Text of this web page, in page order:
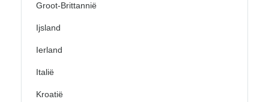
Groot-Brittannië
Ijsland
Ierland
Italië
Kroatië